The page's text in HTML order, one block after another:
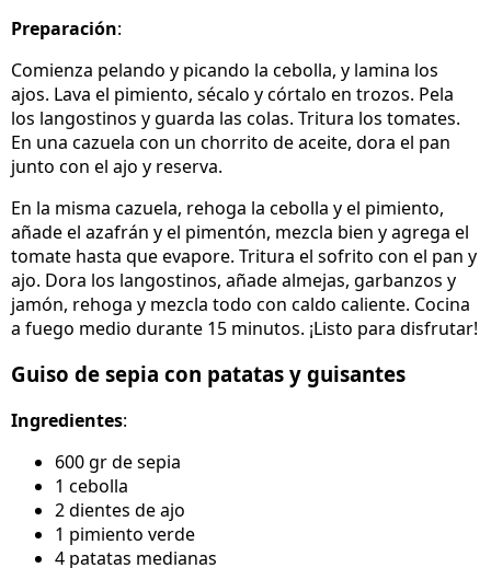
Preparación:
Comienza pelando y picando la cebolla, y lamina los
ajos. Lava el pimiento, sécalo y córtalo en trozos. Pela
los langostinos y guarda las colas. Tritura los tomates.
En una cazuela con un chorrito de aceite, dora el pan
junto con el ajo y reserva.
En la misma cazuela, rehoga la cebolla y el pimiento,
añade el azafrán y el pimentón, mezcla bien y agrega el
tomate hasta que evapore. Tritura el sofrito con el pan y
ajo. Dora los langostinos, añade almejas, garbanzos y
jamón, rehoga y mezcla todo con caldo caliente. Cocina
a fuego medio durante 15 minutos. ¡Listo para disfrutar!
Guiso de sepia con patatas y guisantes
Ingredientes:
600 gr de sepia
1 cebolla
2 dientes de ajo
1 pimiento verde
4 patatas medianas